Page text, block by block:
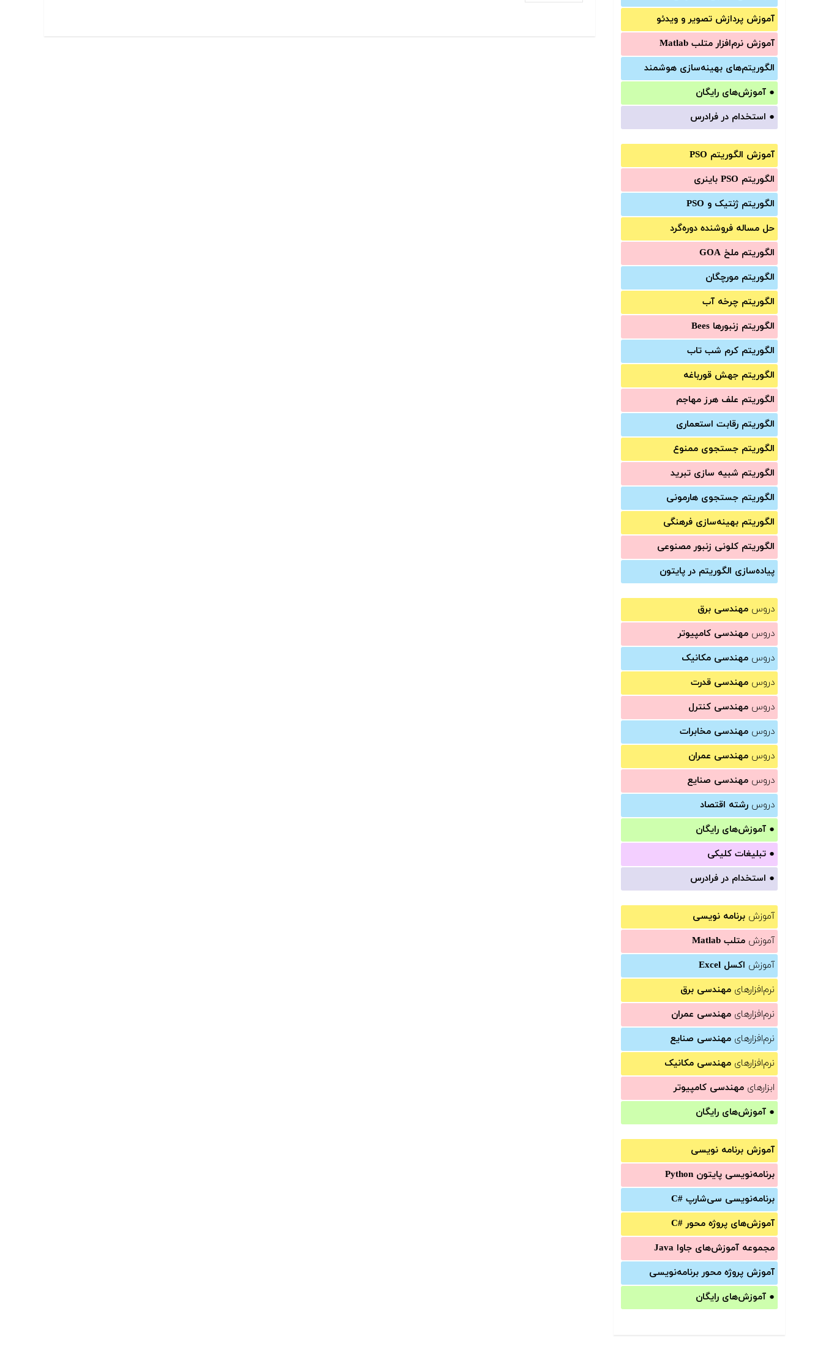
آموزش‌ پردازش تصویر و ویدئو
آموزش‌ نرم‌افزار متلب Matlab
الگوریتم‌های بهینه‌سازی هوشمند
● آموزش‌های رایگان
● استخدام در فرادرس
آموزش الگوریتم PSO
الگوریتم PSO باینری
الگوریتم ژنتیک و PSO
حل مساله فروشنده دوره‌گرد
الگوریتم ملخ GOA
الگوریتم مورچگان
الگوریتم چرخه آب
الگوریتم زنبورها Bees
الگوریتم کرم شب تاب
الگوریتم جهش قورباغه
الگوریتم علف هرز مهاجم
الگوریتم رقابت استعماری
الگوریتم جستجوی ممنوع
الگوریتم شبیه سازی تبرید
الگوریتم جستجوی هارمونی
الگوریتم بهینه‌سازی فرهنگی
الگوریتم کلونی زنبور مصنوعی
پیاده‌سازی الگوریتم در پایتون
دروس مهندسی برق
دروس مهندسی کامپیوتر
دروس مهندسی مکانیک
دروس مهندسی قدرت
دروس مهندسی کنترل
دروس مهندسی مخابرات
دروس مهندسی عمران
دروس مهندسی صنایع
دروس رشته اقتصاد
● آموزش‌های رایگان
● تبلیغات کلیکی
● استخدام در فرادرس
آموزش برنامه نویسی
آموزش متلب Matlab
آموزش اکسل Excel
نرم‌افزارهای مهندسی برق
نرم‌افزارهای مهندسی عمران
نرم‌افزارهای مهندسی صنایع
نرم‌افزارهای مهندسی مکانیک
ابزارهای مهندسی کامپیوتر
● آموزش‌های رایگان
آموزش برنامه نویسی
برنامه‌نویسی پایتون Python
برنامه‌‌نویسی سی‌شارپ C#‎
آموزش‌های پروژه محور #C
مجموعه آموزش‌های جاوا Java
آموزش‌ پروژه محور برنامه‌نویسی
● آموزش‌های رایگان